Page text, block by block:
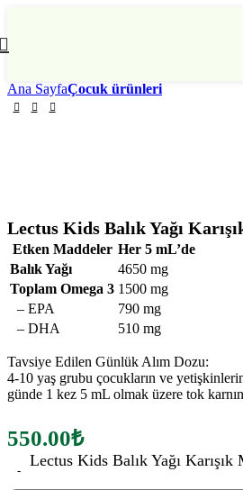
Ana SayfaÇocuk ürünleri
Lectus Kids Balık Yağı
Etken Maddeler Her 5 mL’de
Balık Yağı
4650 mg
Toplam Omega 3 1500 mg
– EPA
790 mg
– DHA
510 mg
Tavsiye Edilen Günlük Alım Dozu:
4-10 yaş grubu çocukların ve
günde 1 kez 5 mL olmak üzere tok
550.00₺
Lectus Kids Balık Yağı Karışık